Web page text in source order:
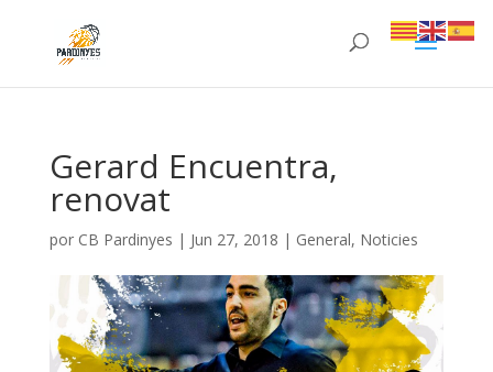
Gerard Encuentra,
renovat
por CB Pardinyes | Jun 27, 2018 | General, Noticies